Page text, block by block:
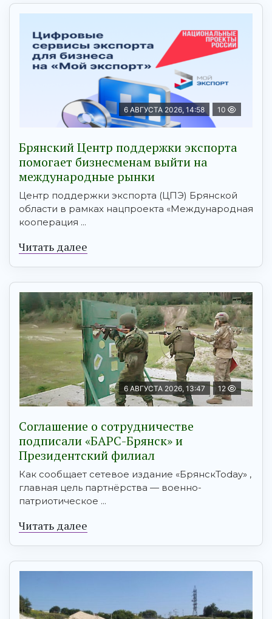
6 АВГУСТА 2026, 14:58 10
Брянский Центр поддержки экспорта
помогает бизнесменам выйти на
международные рынки
Центр поддержки экспорта (ЦПЭ) Брянской
области в рамках нацпроекта «Международная
кооперация ...
Читать далее
6 АВГУСТА 2026, 13:47 12
Соглашение о сотрудничестве
подписали «БАРС-Брянск» и
Президентский филиал
Как сообщает сетевое издание «БрянскToday» ,
главная цель партнёрства — военно-
патриотическое ...
Читать далее